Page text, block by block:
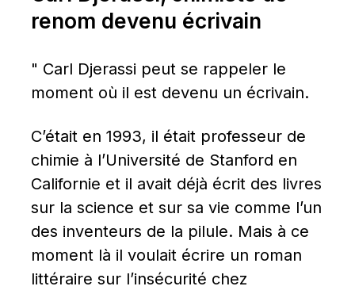
renom devenu écrivain
" Carl Djerassi peut se rappeler le
moment où il est devenu un écrivain.
C’était en 1993, il était professeur de
chimie à l’Université de Stanford en
Californie et il avait déjà écrit des livres
sur la science et sur sa vie comme l’un
des inventeurs de la pilule. Mais à ce
moment là il voulait écrire un roman
littéraire sur l’insécurité chez